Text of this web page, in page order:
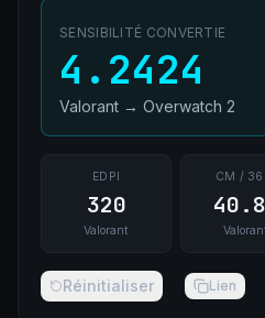
SENSIBILITÉ CONVERTIE
4.2424
Valorant → Overwatch 2
EDPI
320
Valorant
CM /
Réinitialiser Lien